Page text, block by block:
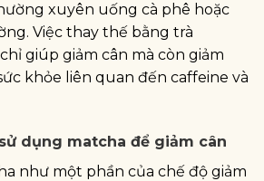
xuyên uống cà phê hoặc
Việc thay thế bằng trà
giúp giảm cân mà còn giảm
khỏe liên quan đến caffeine và
dụng matcha để giảm cân
như một phần của chế độ giảm